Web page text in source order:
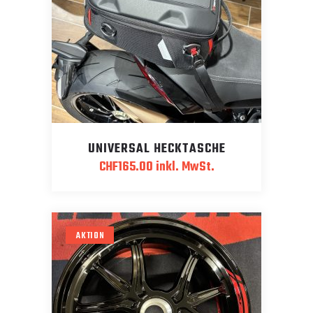
UNIVERSAL HECKTASCHE
CHF165.00 inkl. MwSt.
AKTION